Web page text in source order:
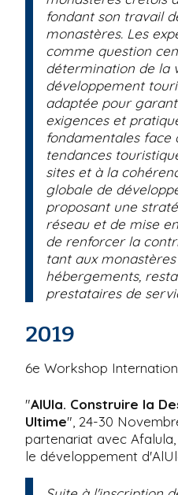
fondant son travail
monastères. Les
comme question
détermination de la
développement
adaptée pour
exigences et
fondamentales face
tendances
sites et à la
globale de
proposant une
réseau et de mise
de renforcer la
tant aux
hébergements,
prestataires de
2019
6e Workshop
"AlUla. Construire la
Ultime", 24-30
partenariat avec
le développement